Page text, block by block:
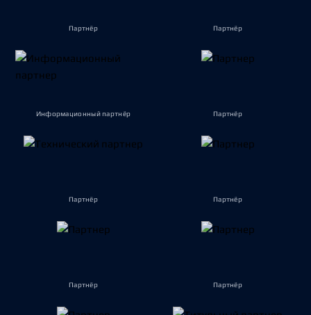
Партнёр Партнёр
Информационный партнёр Партнёр
Партнёр Партнёр
Партнёр Партнёр